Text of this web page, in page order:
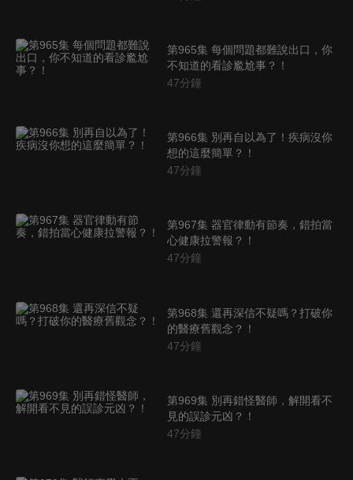
第965集 每個問題都難說出口，你
不知道的看診尷尬事？！
47分鐘
第966集 別再自以為了！疾病沒你
想的這麼簡單？！
47分鐘
第967集 器官律動有節奏，錯拍當
心健康拉警報？！
47分鐘
第968集 還再深信不疑嗎？打破你
的醫療舊觀念？！
47分鐘
第969集 別再錯怪醫師，解開看不
見的誤診元凶？！
47分鐘